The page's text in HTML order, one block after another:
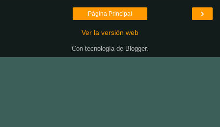
›
Página Principal
Ver la versión web
Con tecnología de Blogger.